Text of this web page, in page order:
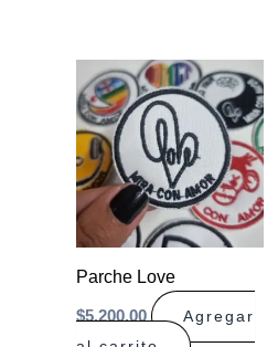
Parche Love
$5.200,00
Agregar